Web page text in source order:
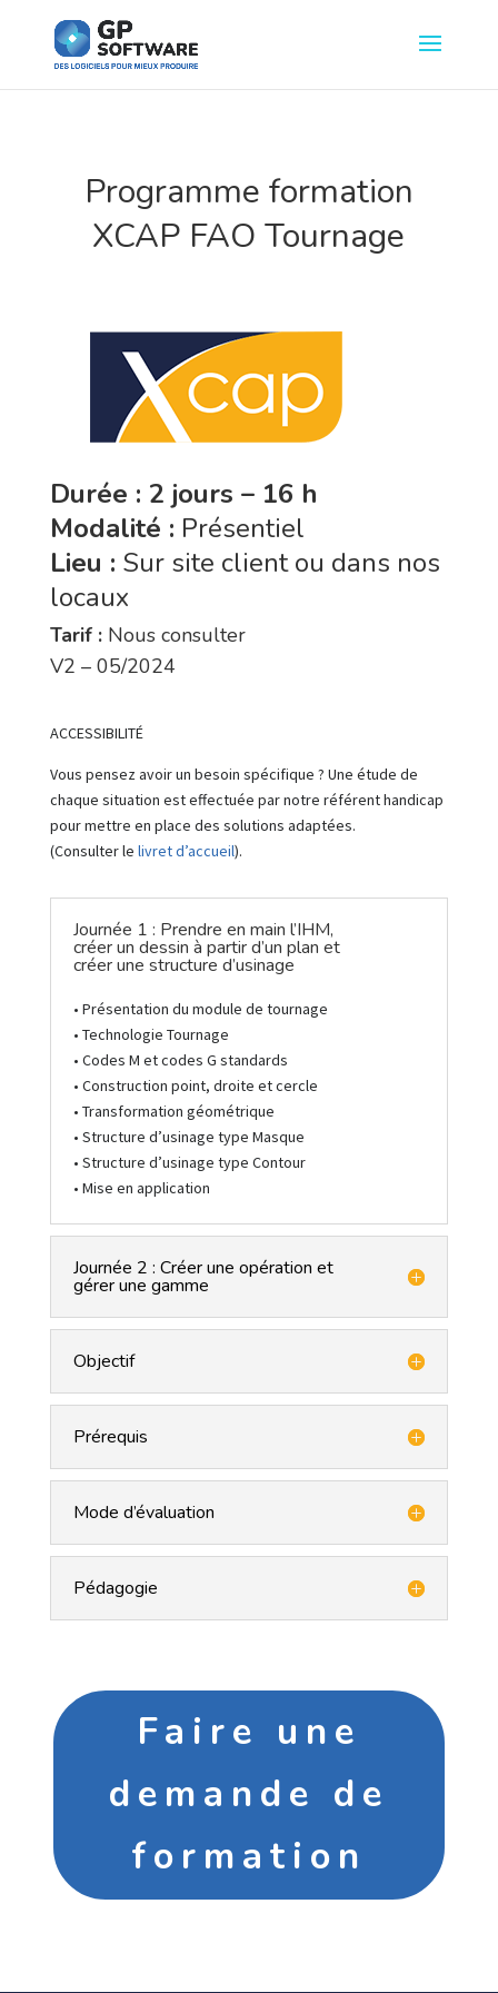
Programme formation
XCAP FAO Tournage
Durée : 2 jours – 16 h
Modalité : Présentiel
Lieu : Sur site client ou dans nos
locaux
Tarif : Nous consulter
V2 – 05/2024
ACCESSIBILITÉ
Vous pensez avoir un besoin spécifique ? Une étude de
chaque situation est effectuée par notre référent handicap
pour mettre en place des solutions adaptées.
(Consulter le livret d’accueil).
Journée 1 : Prendre en main l’IHM,
créer un dessin à partir d’un plan et
créer une structure d’usinage
• Présentation du module de tournage
• Technologie Tournage
• Codes M et codes G standards
• Construction point, droite et cercle
• Transformation géométrique
• Structure d’usinage type Masque
• Structure d’usinage type Contour
• Mise en application
Journée 2 : Créer une opération et
gérer une gamme
Objectif
Prérequis
Mode d’évaluation
Pédagogie
Faire une
demande de
formation